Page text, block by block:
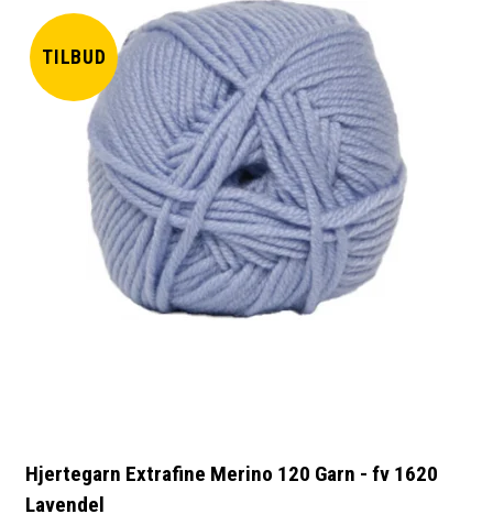
TILBUD
Hjertegarn Extrafine Merino 120 Garn - fv 1620
Lavendel